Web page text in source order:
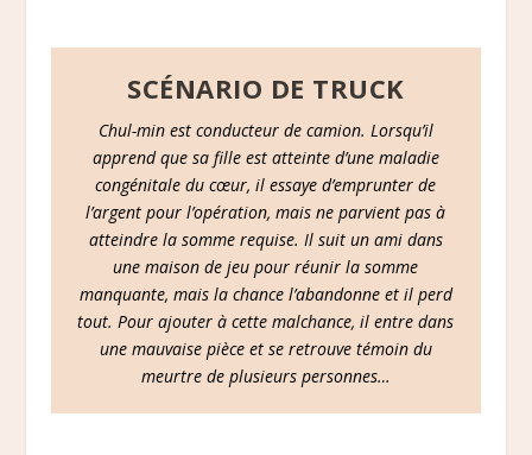
SCÉNARIO DE TRUCK
Chul-min est conducteur de camion. Lorsqu’il
apprend que sa fille est atteinte d’une maladie
congénitale du cœur, il essaye d’emprunter de
l’argent pour l’opération, mais ne parvient pas à
atteindre la somme requise. Il suit un ami dans
une maison de jeu pour réunir la somme
manquante, mais la chance l’abandonne et il perd
tout. Pour ajouter à cette malchance, il entre dans
une mauvaise pièce et se retrouve témoin du
meurtre de plusieurs personnes…